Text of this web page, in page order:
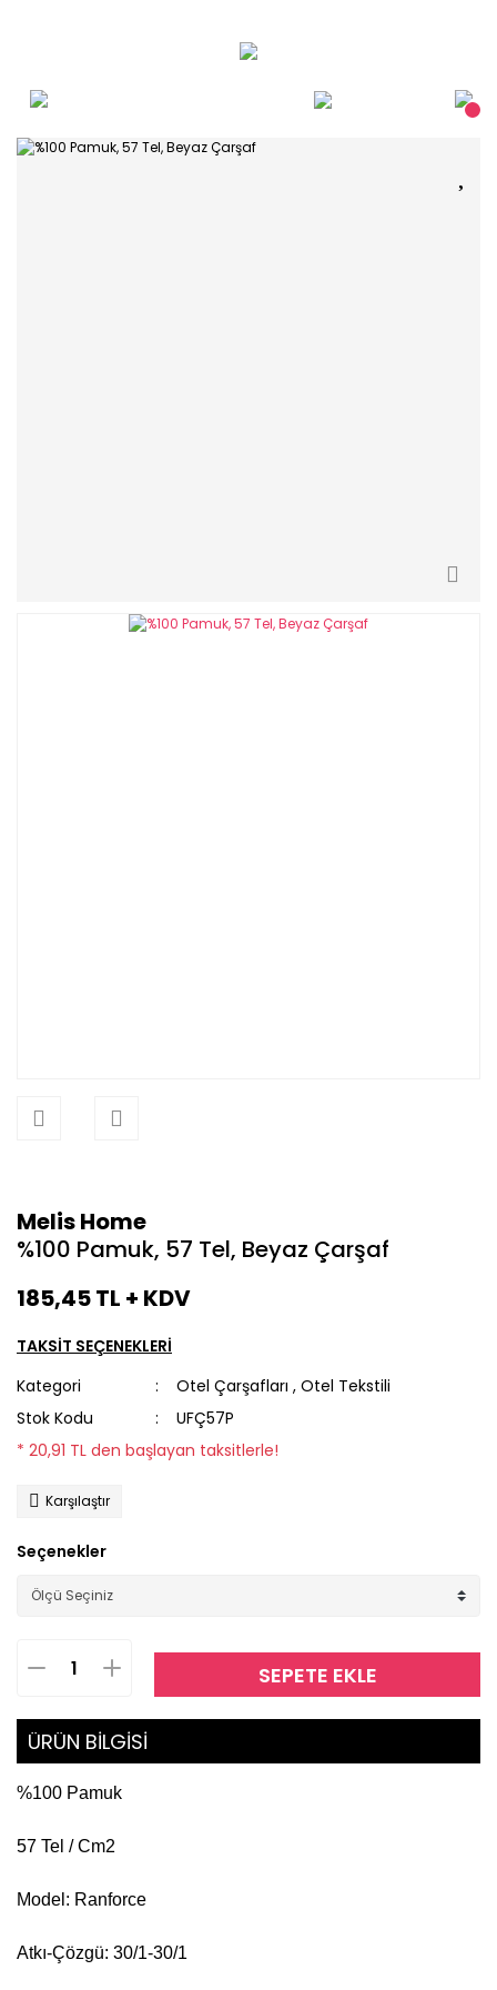
Melis Home
%100 Pamuk, 57 Tel, Beyaz Çarşaf
185,45 TL + KDV
TAKSİT SEÇENEKLERİ
Kategori
Otel Çarşafları ,Otel Tekstili
Stok Kodu
UFÇ57P
* 20,91 TL den başlayan taksitlerle!
Karşılaştır
Seçenekler
SEPETE EKLE
ÜRÜN BİLGİSİ
%100 Pamuk
57 Tel / Cm2
Model: Ranforce
Atkı-Çözgü: 30/1-30/1